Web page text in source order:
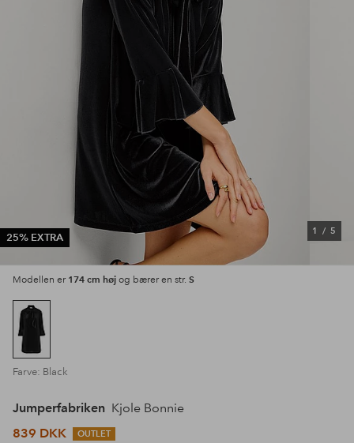
25% EXTRA
1 / 5
Modellen er 174 cm høj og bærer en str. S
Farve: Black
Jumperfabriken Kjole Bonnie
839 DKK
OUTLET